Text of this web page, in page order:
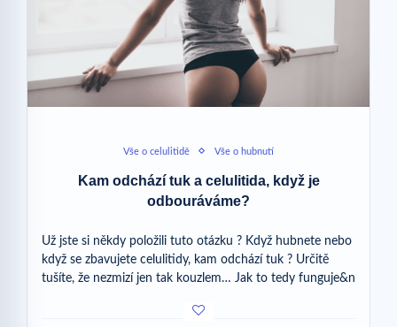
Vše o celulitidě Vše o hubnutí
Kam odchází tuk a celulitida, když je
odbouráváme?
Už jste si někdy položili tuto otázku ? Když hubnete nebo
když se zbavujete celulitidy, kam odchází tuk ? Určitě
tušíte, že nezmizí jen tak kouzlem… Jak to tedy funguje&n